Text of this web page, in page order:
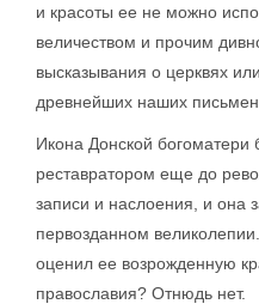
и красоты ее не можно
величеством и прочим
высказывания о церквях
древнейших наших
Икона Донской
реставратором еще до
записи и наслоения, и она
первозданном
оценил ее возрожденную
православия? Отнюдь нет.